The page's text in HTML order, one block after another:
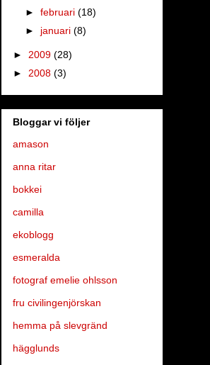
► februari (18)
► januari (8)
► 2009 (28)
► 2008 (3)
Bloggar vi följer
amason
anna ritar
bokkei
camilla
ekoblogg
esmeralda
fotograf emelie ohlsson
fru civilingenjörskan
hemma på slevgränd
hägglunds